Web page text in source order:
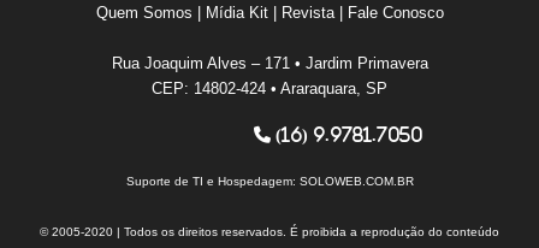
Quem Somos Mídia Kit| Revista| Fale Conosco
Rua Joaquim Alves – 171 • Jardim Primavera
CEP: 14802-424 • Araraquara, SP
(16) 9.9781.7050
Suporte de TI e Hospedagem: SOLOWEB.COM.BR
© 2005-2020 | Todos os direitos reservados. É proibida a reprodução do conteúdo